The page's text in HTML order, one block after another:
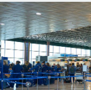
numa pequena